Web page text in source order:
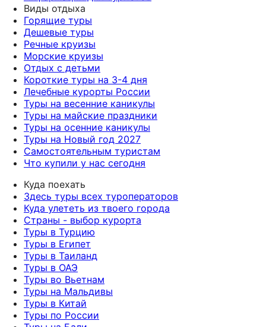
Виды отдыха
Горящие туры
Дешевые туры
Речные круизы
Морские круизы
Отдых с детьми
Короткие туры на 3-4 дня
Лечебные курорты России
Туры на весенние каникулы
Туры на майские праздники
Туры на осенние каникулы
Туры на Новый год 2027
Самостоятельным туристам
Что купили у нас сегодня
Куда поехать
Здесь туры всех туроператоров
Куда улететь из твоего города
Страны - выбор курорта
Туры в Турцию
Туры в Египет
Туры в Таиланд
Туры в ОАЭ
Туры во Вьетнам
Туры на Мальдивы
Туры в Китай
Туры по России